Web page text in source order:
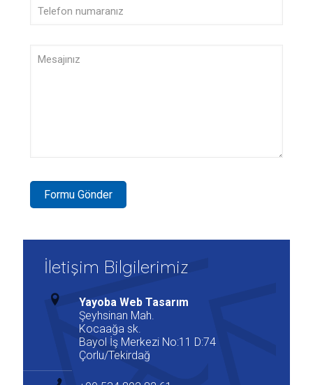
İletişim Bilgilerimiz
Yayoba Web Tasarım
Şeyhsinan Mah.
Kocaağa sk.
Bayol İş Merkezi No:11 D:74
Çorlu/Tekirdağ